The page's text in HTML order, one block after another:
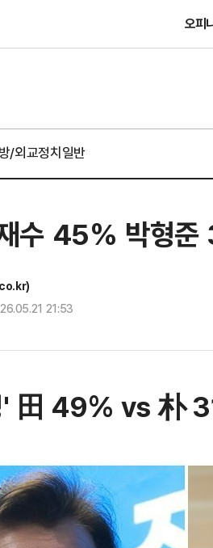
오피
/외교정치일반
수 45% 박형
21:53
' 田 49% vs 朴